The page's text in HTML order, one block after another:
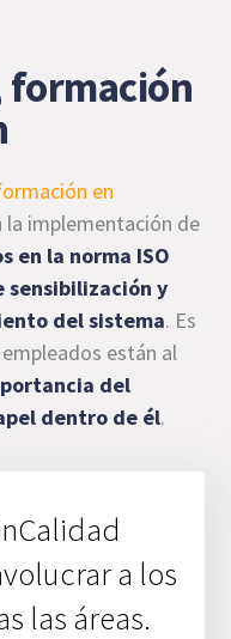
formación
en
la implementación de
en la norma ISO
sensibilización y
del sistema. Es
están al
del
dentro de él.
a los
las áreas.